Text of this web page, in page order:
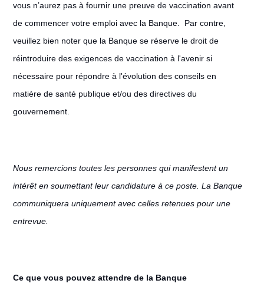
vous n’aurez pas à fournir une preuve de vaccination avant
de commencer votre emploi avec la Banque. Par contre,
veuillez bien noter que la Banque se réserve le droit de
réintroduire des exigences de vaccination à l'avenir si
nécessaire pour répondre à l'évolution des conseils en
matière de santé publique et/ou des directives du
gouvernement.
Nous remercions toutes les personnes qui manifestent un
intérêt en soumettant leur candidature à ce poste. La Banque
communiquera uniquement avec celles retenues pour une
entrevue.
Ce que vous pouvez attendre de la Banque